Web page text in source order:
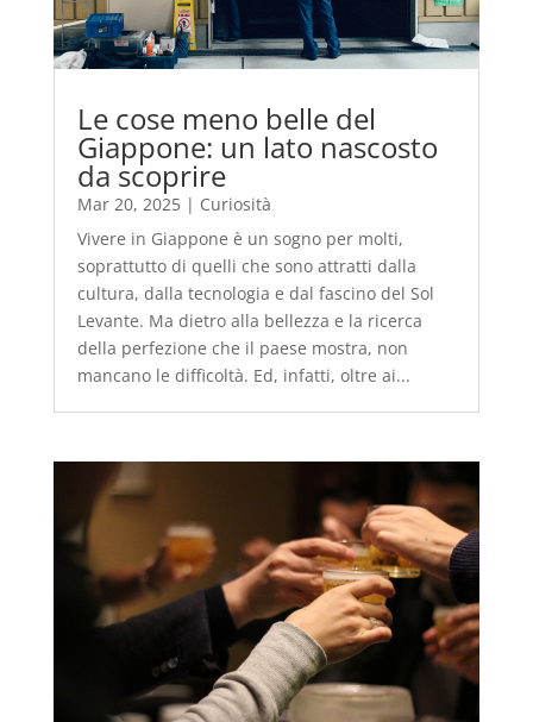
Le cose meno belle del
Giappone: un lato nascosto
da scoprire
Mar 20, 2025| Curiosità
Vivere in Giappone è un sogno per molti,
soprattutto di quelli che sono attratti dalla
cultura, dalla tecnologia e dal fascino del Sol
Levante. Ma dietro alla bellezza e la ricerca
della perfezione che il paese mostra, non
mancano le difficoltà. Ed, infatti, oltre ai...